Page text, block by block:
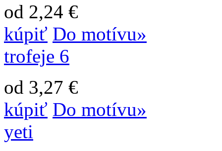
od 2,24 €
kúpiť Do motívu»
trofeje 6
od 3,27 €
kúpiť Do motívu»
yeti